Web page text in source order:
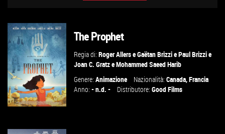
The Prophet
Regia di:Roger AllerseGaëtan BrizziePaul Brizzie
Joan C. GratzeMohammed Saeed Harib
Genere:Animazione Nazionalità:Canada,Francia
Anno:- n.d. - Distributore:Good Films